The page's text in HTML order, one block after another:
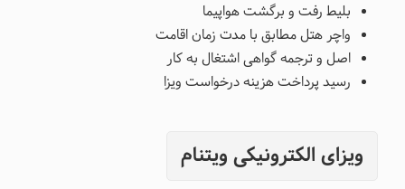
بلیط رفت و برگشت هواپیما
واچر هتل مطابق با مدت زمان اقامت
اصل و ترجمه گواهی اشتغال به کار
رسید پرداخت هزینه درخواست ویزا
ویزای الکترونیکی ویتنام